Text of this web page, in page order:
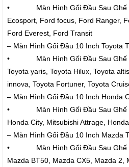
• Màn Hình Gối Đầu Sau Ghế
Ecosport, Ford focus, Ford Ranger,
Ford Everest, Ford Transit
– Màn Hình Gối Đầu 10 Inch Toyota
• Màn Hình Gối Đầu Sau Ghế
Toyota yaris, Toyota Hilux, Toyota
innova, Toyota Fortuner, Toyota
– Màn Hình Gối Đầu 10 Inch Honda
• Màn Hình Gối Đầu Sau Ghế
Honda City, Mitsubishi Attrage,
– Màn Hình Gối Đầu 10 Inch Mazda
• Màn Hình Gối Đầu Sau Ghế
Mazda BT50, Mazda CX5, Mazda 2,